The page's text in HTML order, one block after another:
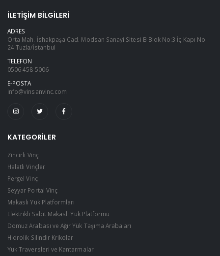
İLETIŞIM BILGILERI
ADRES
Orta Mah. İshakpaşa Cad. Modsan Sanayi Sitesi B Blok No:3 İç Kapı No:
24 Tuzla/İstanbul
TELEFON
0506 458 5006
E-POSTA
info@vinsanvinc.com
KATEGORILER
Zincirli Vinç
Halatlı Vinçler
Pergel Vinç
Seyyar Portal Vinç
Makaslı Yük Platformları
Elektrikli Sabit Makaslı Yük Platformu
Domuz Arabası ve Ağır Yük Taşıma Arabaları
Hidrolik Silindir Krikolar
Yük Traversleri ve Kantarmalar